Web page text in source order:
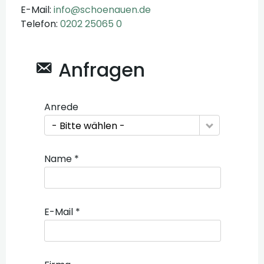
E-Mail: info@schoenauen.de
Telefon: 0202 25065 0
Anfragen
Anrede
- Bitte wählen -
Name *
E-Mail *